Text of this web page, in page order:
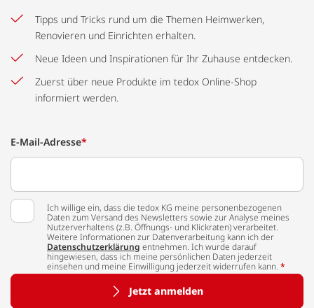
Tipps und Tricks rund um die Themen Heimwerken,
Renovieren und Einrichten erhalten.
Neue Ideen und Inspirationen für Ihr Zuhause entdecken.
Zuerst über neue Produkte im tedox Online-Shop
informiert werden.
E-Mail-Adresse*
Ich willige ein, dass die tedox KG meine personenbezogenen
Daten zum Versand des Newsletters sowie zur Analyse meines
Nutzerverhaltens (z.B. Öffnungs- und Klickraten) verarbeitet.
Weitere Informationen zur Datenverarbeitung kann ich der
Datenschutzerklärung entnehmen. Ich wurde darauf
hingewiesen, dass ich meine persönlichen Daten jederzeit
einsehen und meine Einwilligung jederzeit widerrufen kann. *
Jetzt anmelden